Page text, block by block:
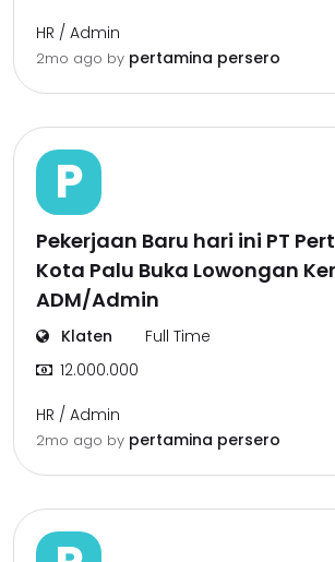
HR / Admin
2mo ago by pertamina persero
P
Pekerjaan Baru hari ini PT
Kota Palu Buka Lowongan
ADM/Admin
Klaten
Full Time
12.000.000
HR / Admin
2mo ago by pertamina persero